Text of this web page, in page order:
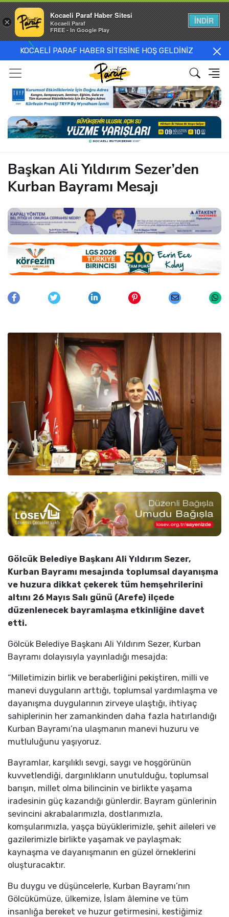
KOCAELİ PARAF HABER SİTESİNE HOŞ GELDİNİZ
Başkan Ali Yıldırım Sezer’den
Kurban Bayramı Mesajı
Gölcük Belediye Başkanı Ali Yıldırım Sezer,
Kurban Bayramı mesajında toplumsal dayanışma
ve huzura dikkat çekerek tüm hemşehrilerini
altını 26 Mayıs Salı günü (Arefe) ilçede
düzenlenecek bayramlaşma etkinliğine davet
etti.
Gölcük Belediye Başkanı Ali Yıldırım Sezer, Kurban
Bayramı dolayısıyla yayınladığı mesajda:
“Milletimizin birlik ve beraberliğini pekiştiren, milli ve
manevi duyguların arttığı, toplumsal yardımlaşma ve
dayanışma duygularının zirveye ulaştığı, ihtiyaç
sahiplerinin her zamankinden daha fazla hatırlandığı
Kurban Bayramı’na ulaşmanın manevi huzuru ve
mutluluğunu yaşıyoruz.
Bayramlar, karşılıklı sevgi, saygı ve hoşgörünün
kuvvetlendiği, dargınlıkların unutulduğu, toplumsal
barışın, millet olma bilincinin ve birlikte yaşama
iradesinin güç kazandığı günlerdir. Bayram günlerinin
sevincini akrabalarımızla, dostlarımızla,
komşularımızla, yaşça büyüklerimizle, şehit aileleri ve
gazilerimizle birlikte yaşamak ve paylaşmak;
kaynaşma ve dayanışmanın en güzel örneklerini
oluşturacaktır.
Bu duygu ve düşüncelerle, Kurban Bayramı’nın
Gölcükümüze, ülkemize, İslam âlemine ve tüm
insanlığa bereket ve huzur getirmesini, kestiğimiz
×
Kocaeli Paraf Haber Sitesi
Kocaeli Paraf
FREE - In Google Play
İNDİR